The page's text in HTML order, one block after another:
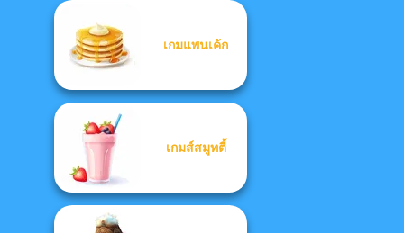
เกมแพนเค้ก
เกมส์สมูทตี้